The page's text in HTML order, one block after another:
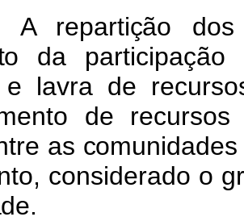
repartição dos
da
e lavra de
de
as
considerado o